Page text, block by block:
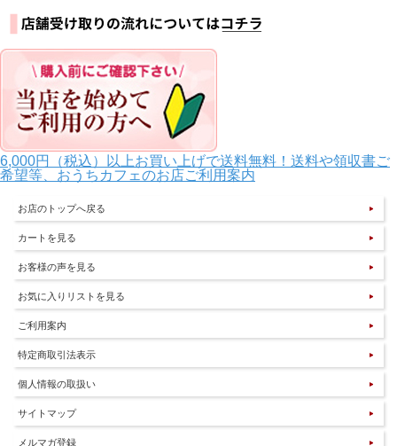
6,000円（税込）以上お買い上げで送料無料！送料や領収書ご
希望等、おうちカフェのお店ご利用案内
お店のトップへ戻る
カートを見る
お客様の声を見る
お気に入りリストを見る
ご利用案内
特定商取引法表示
個人情報の取扱い
サイトマップ
メルマガ登録